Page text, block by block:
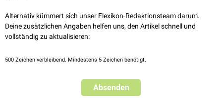
weit nachkaudal, wohingegen er bei derEnteein bis zwei Wirbel weiter
kaudal beginnt. Bei der Ente ist die Aufteilung der Muskelbäuche des
Musculus flexor colli medialis zudem deutlicher und der Ansatz reicht
Der Musculus flexor colli medialis wird vonzervikalen
Alternativ kümmert sich unser Flexikon-Redaktionsteam darum.
Deine zusätzlichen Angaben helfen uns, den Artikel schnell und
vollständig zu aktualisieren:
500 Zeichen verbleibend. Mindestens 5 Zeichen benötigt.
Absenden